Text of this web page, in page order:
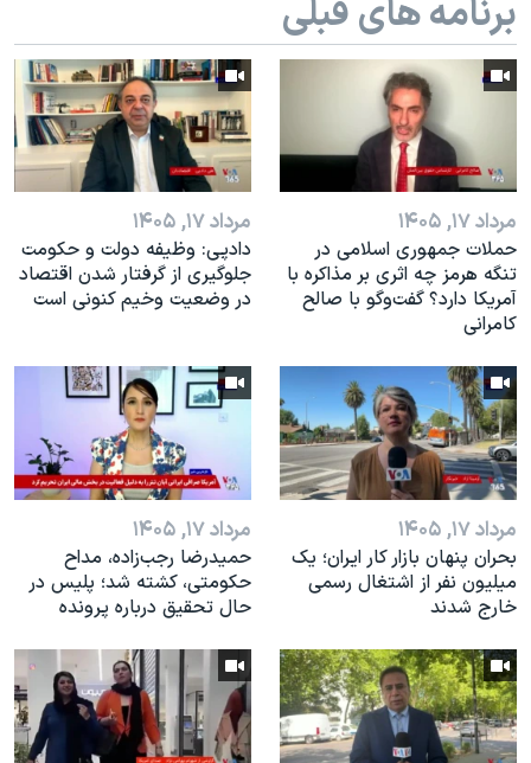
نرگس محمدی برنده جایزه نوبل صلح
همایش محافظه‌کاران آمریکا «سی‌پک»
صفحه‌های ویژه
سفر پرزیدنت ترامپ به چین
برنامه های قبلی
مرداد ۱۷, ۱۴۰۵
حملات جمهوری اسلامی در
تنگه هرمز چه اثری بر مذاکره با
آمریکا دارد؟ گفت‌وگو با صالح
کامرانی
مرداد ۱۷, ۱۴۰۵
دادپی: وظیفه دولت و حکومت
جلوگیری از گرفتار شدن اقتصاد
در وضعیت وخیم کنونی است
مرداد ۱۷, ۱۴۰۵
بحران پنهان بازار کار ایران؛ یک
میلیون نفر از اشتغال رسمی
خارج شدند
مرداد ۱۷, ۱۴۰۵
حمیدرضا رجب‌زاده، مداح
حکومتی، کشته شد؛ پلیس در
حال تحقیق درباره پرونده